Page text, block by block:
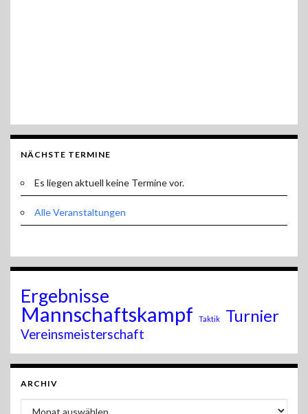
NÄCHSTE TERMINE
Es liegen aktuell keine Termine vor.
Alle Veranstaltungen
Ergebnisse
Mannschaftskampf Taktik Turnier
Vereinsmeisterschaft
ARCHIV
Archiv